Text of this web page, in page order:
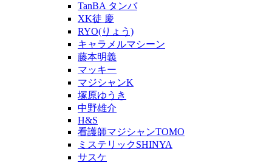
TanBA タンバ
XK徒 慶
RYO(りょう)
キャラメルマシーン
藤本明義
マッキー
マジシャンK
塚原ゆうき
中野雄介
H&S
看護師マジシャンTOMO
ミステリックSHINYA
サスケ